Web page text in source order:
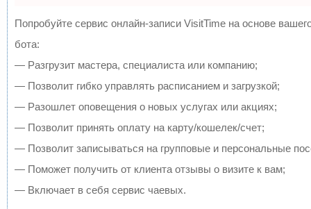
Попробуйте сервис онлайн-записи VisitTime на основе
бота:
— Разгрузит мастера, специалиста или компанию;
— Позволит гибко управлять расписанием и загрузкой;
— Разошлет оповещения о новых услугах или акциях;
— Позволит принять оплату на карту/кошелек/счет;
— Позволит записываться на групповые и персональные
— Поможет получить от клиента отзывы о визите к вам;
— Включает в себя сервис чаевых.